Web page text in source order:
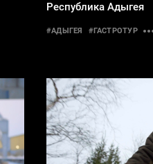
Республика Адыгея
#АДЫГЕЯ #ГАСТРОТУР